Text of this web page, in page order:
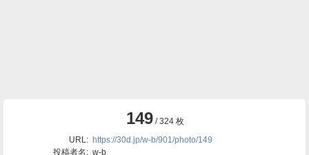
149/ 324 枚
URL: https://30d.jp/w-b/901/photo/149
投稿者名: w-b